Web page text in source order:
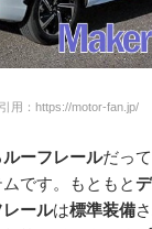
引用：https://motor-fan.jp/
ルーフレールだって
です。もともと
ールは標準装備